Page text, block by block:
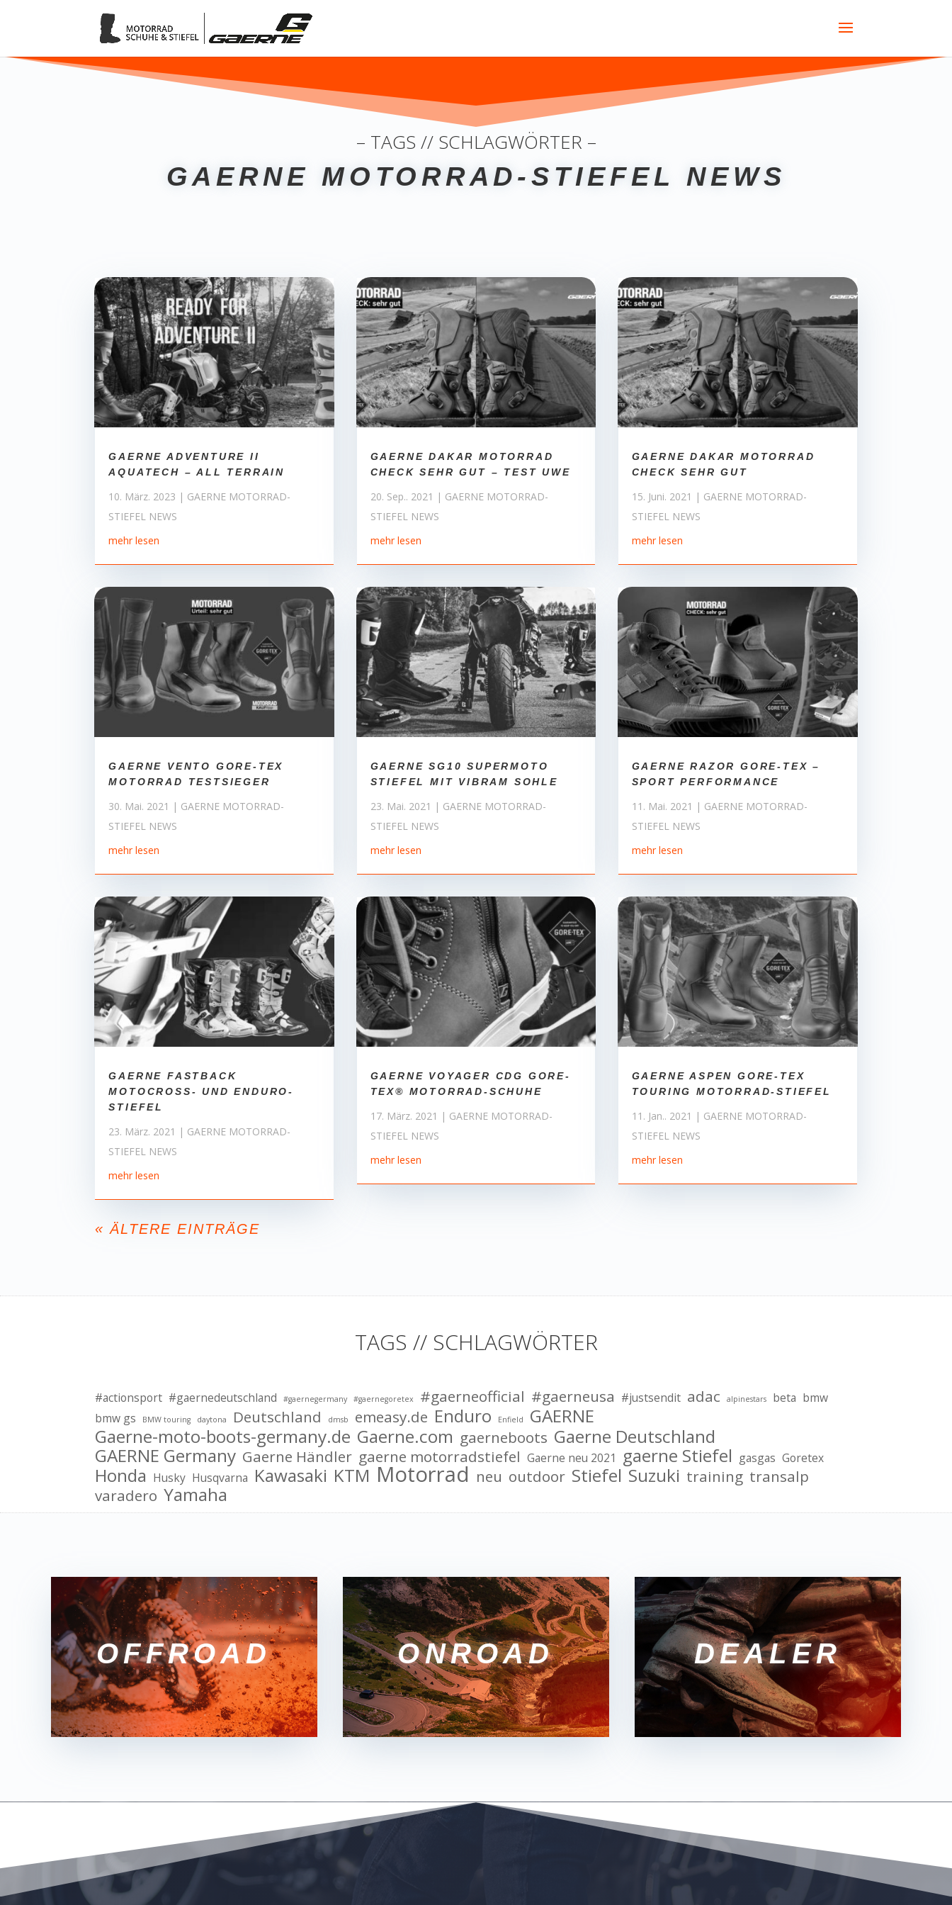
– TAGS // SCHLAGWÖRTER –
GAERNE MOTORRAD-STIEFEL NEWS
GAERNE ADVENTURE II
AQUATECH – ALL TERRAIN
10. März. 2023 | GAERNE MOTORRAD-
STIEFEL NEWS
mehr lesen
GAERNE VENTO GORE-TEX
MOTORRAD TESTSIEGER
30. Mai. 2021 | GAERNE MOTORRAD-
STIEFEL NEWS
mehr lesen
GAERNE FASTBACK
MOTOCROSS- UND ENDURO-
STIEFEL
23. März. 2021 | GAERNE MOTORRAD-
STIEFEL NEWS
mehr lesen
GAERNE DAKAR MOTORRAD
CHECK SEHR GUT – TEST UWE
20. Sep.. 2021 | GAERNE MOTORRAD-
STIEFEL NEWS
mehr lesen
GAERNE SG10 SUPERMOTO
STIEFEL MIT VIBRAM SOHLE
23. Mai. 2021 | GAERNE MOTORRAD-
STIEFEL NEWS
mehr lesen
GAERNE VOYAGER CDG GORE-
TEX® MOTORRAD-SCHUHE
17. März. 2021 | GAERNE MOTORRAD-
STIEFEL NEWS
mehr lesen
GAERNE DAKAR MOTORRAD
CHECK SEHR GUT
15. Juni. 2021 | GAERNE MOTORRAD-
STIEFEL NEWS
mehr lesen
GAERNE RAZOR GORE-TEX –
SPORT PERFORMANCE
11. Mai. 2021 | GAERNE MOTORRAD-
STIEFEL NEWS
mehr lesen
GAERNE ASPEN GORE-TEX
TOURING MOTORRAD-STIEFEL
11. Jan.. 2021 | GAERNE MOTORRAD-
STIEFEL NEWS
mehr lesen
« ÄLTERE EINTRÄGE
TAGS // SCHLAGWÖRTER
#actionsport #gaernedeutschland #gaernegermany #gaernegoretex #gaerneofficial #gaerneusa #justsendit adac alpinestars beta bmw
bmw gs
BMW touring daytona Deutschland dmsb emeasy.de Enduro Enfield
GAERNE
Gaerne-moto-boots-germany.de Gaerne.com gaerneboots Gaerne Deutschland
GAERNE Germany Gaerne Händler gaerne motorradstiefel Gaerne neu 2021 gaerne Stiefel gasgas Goretex
Honda Husky Husqvarna Kawasaki KTM Motorrad neu outdoor Stiefel Suzuki training transalp
varadero Yamaha
OFFROAD ONROAD DEALER